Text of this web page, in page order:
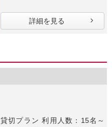
詳細を見る
貸切プラン 利用人数：15名～